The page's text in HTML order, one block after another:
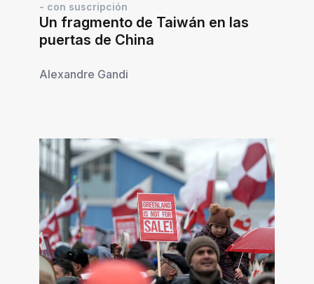
- con suscripción
Un fragmento de Taiwán en las
puertas de China
Alexandre Gandi